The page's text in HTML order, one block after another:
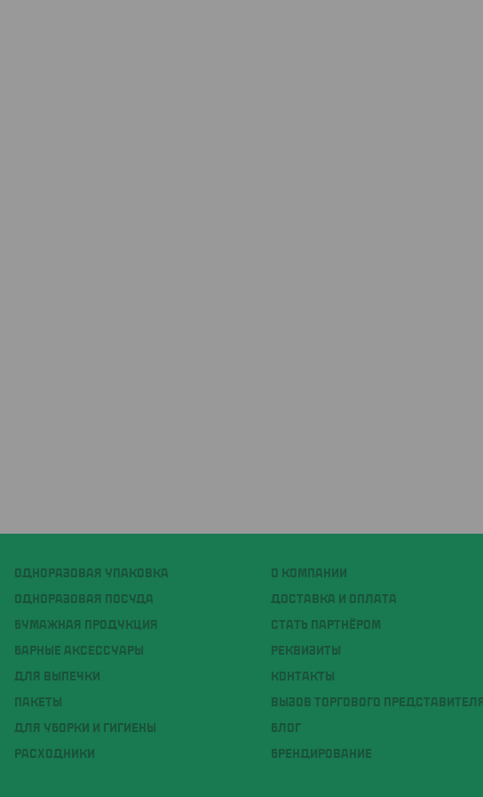
ОДНОРАЗОВАЯ УПАКОВКА
ОДНОРАЗОВАЯ ПОСУДА
БУМАЖНАЯ ПРОДУКЦИЯ
БАРНЫЕ АКСЕССУАРЫ
ДЛЯ ВЫПЕЧКИ
ПАКЕТЫ
ДЛЯ УБОРКИ И ГИГИЕНЫ
РАСХОДНИКИ
О КОМПАНИИ
ДОСТАВКА И ОПЛАТА
СТАТЬ ПАРТНЁРОМ
РЕКВИЗИТЫ
КОНТАКТЫ
ВЫЗОВ ТОРГОВОГО ПРЕДСТАВИТЕЛЯ
БЛОГ
БРЕНДИРОВАНИЕ